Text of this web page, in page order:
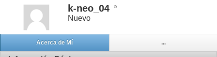
k-neo_04
Nuevo
Acerca de Mí ...